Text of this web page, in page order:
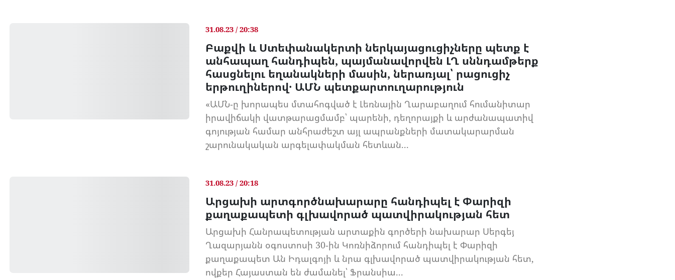
31.08.23 / 20:38
Բաքվի և Ստեփանակերտի ներկայացուցիչները պետք է
անհապաղ հանդիպեն, պայմանավորվեն ԼՂ սննդամթերք
հասցնելու եղանակների մասին, ներառյալ՝ րացուցիչ
երթուղիներով․ ԱՄՆ պետքարտուղարություն
«ԱՄՆ-ը խորապես մտահոգված է Լեռնային Ղարաբաղում հումանիտար
իրավիճակի վատթարացմամբ՝ պարենի, դեղորայքի և արժանապատիվ
գոյության համար անհրաժեշտ այլ ապրանքների մատակարարման
շարունակական արգելափակման հետևան...
31.08.23 / 20:18
Արցախի արտգործնախարարը հանդիպել է Փարիզի
քաղաքապետի գլխավորած պատվիրակության հետ
Արցախի Հանրապետության արտաքին գործերի նախարար Սերգեյ
Ղազարյանն օգոստոսի 30-ին Կոռնիձորում հանդիպել է Փարիզի
քաղաքապետ Ան Իդալգոյի և նրա գլխավորած պատվիրակության հետ,
ովքեր Հայաստան են ժամանել՝ Ֆրանսիա...